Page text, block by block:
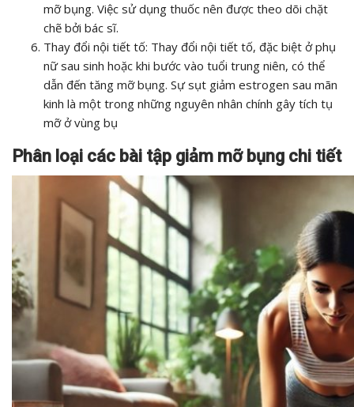
mỡ bụng. Việc sử dụng thuốc nên được theo dõi chặt
chẽ bởi bác sĩ.
Thay đổi nội tiết tố: Thay đổi nội tiết tố, đặc biệt ở phụ
nữ sau sinh hoặc khi bước vào tuổi trung niên, có thể
dẫn đến tăng mỡ bụng. Sự sụt giảm estrogen sau mãn
kinh là một trong những nguyên nhân chính gây tích tụ
mỡ ở vùng bụ
Phân loại các bài tập giảm mỡ bụng chi tiết